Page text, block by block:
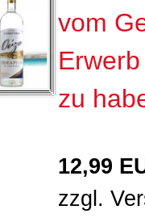
vom
zu
12,99
zzgl.